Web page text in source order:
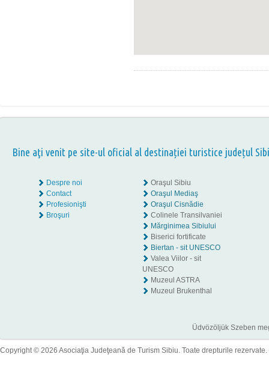
Bine aţi venit pe site-ul oficial al destinației turistice județul
Despre noi
Contact
Profesionişti
Broşuri
Oraşul Sibiu
Oraşul Mediaş
Oraşul Cisnădie
Colinele Transilvaniei
Mărginimea Sibiului
Biserici fortificate
Biertan - sit UNESCO
Valea Viilor - sit
UNESCO
Muzeul ASTRA
Muzeul Brukenthal
Üdvözöljük Szeben
Copyright © 2026 Asociaţia Judeţeană de Turism Sibiu. Toate drepturile rezervate.